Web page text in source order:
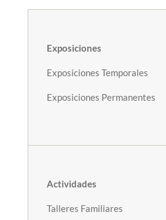
Exposiciones
Exposiciones Temporales
Exposiciones Permanentes
Actividades
Talleres Familiares